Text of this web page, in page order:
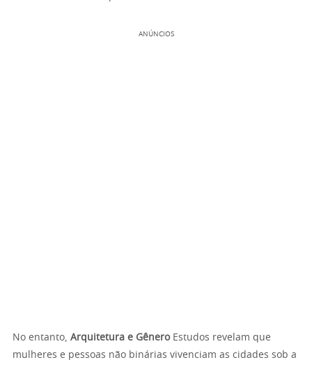
ANÚNCIOS
No entanto, Arquitetura e GêneroEstudos revelam que
mulheres e pessoas não binárias vivenciam as cidades sob a